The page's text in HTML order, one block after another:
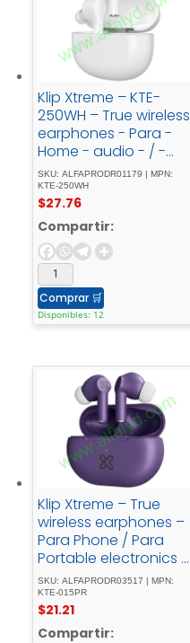
Klip Xtreme – KTE-
250WH – True wireless
earphones - Para -
Home - audio - / -
Para - Portable -
electronics - / - Para -
Tablet - / - Para -
Cellular -
phoneWirelessWls -
Charging21h
SKU: ALFAPRODR01179 | MPN:
KTE-250WH
$27.76
Compartir:
Comprar 🛒
Disponibles: 12
Klip Xtreme – True
wireless earphones –
Para Phone / Para
Portable electronics /
Para Tablet -
Wireless17Hrs - IPX -
Purple
SKU: ALFAPRODR03517 | MPN:
KTE-015PR
$21.21
Compartir: